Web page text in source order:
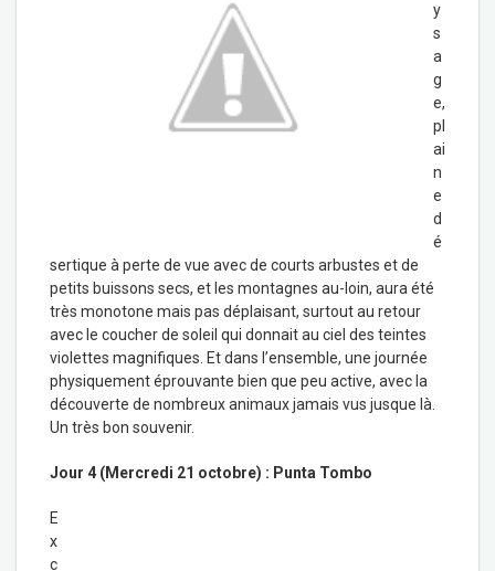
y
s
a
g
e,
pl
ai
n
e
d
é
sertique à perte de vue avec de courts arbustes et de
petits buissons secs, et les montagnes au-loin, aura été
très monotone mais pas déplaisant, surtout au retour
avec le coucher de soleil qui donnait au ciel des teintes
violettes magnifiques. Et dans l’ensemble, une journée
physiquement éprouvante bien que peu active, avec la
découverte de nombreux animaux jamais vus jusque là.
Un très bon souvenir.
Jour 4 (Mercredi 21 octobre) : Punta Tombo
E
x
c